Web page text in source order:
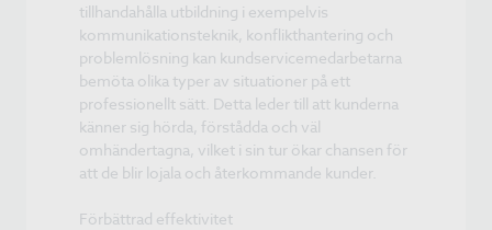
tillhandahålla utbildning i exempelvis
kommunikationsteknik, konflikthantering och
problemlösning kan kundservicemedarbetarna
bemöta olika typer av situationer på ett
professionellt sätt. Detta leder till att kunderna
känner sig hörda, förstådda och väl
omhändertagna, vilket i sin tur ökar chansen för
att de blir lojala och återkommande kunder.
Förbättrad effektivitet